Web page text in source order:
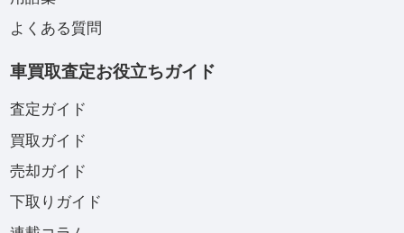
よくある質問
車買取査定お役立ちガイド
査定ガイド
買取ガイド
売却ガイド
下取りガイド